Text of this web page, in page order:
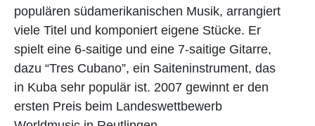
populären südamerikanischen Musik, arrangiert
viele Titel und komponiert eigene Stücke. Er
spielt eine 6-saitige und eine 7-saitige Gitarre,
dazu “Tres Cubano”, ein Saiteninstrument, das
in Kuba sehr populär ist. 2007 gewinnt er den
ersten Preis beim Landeswettbewerb